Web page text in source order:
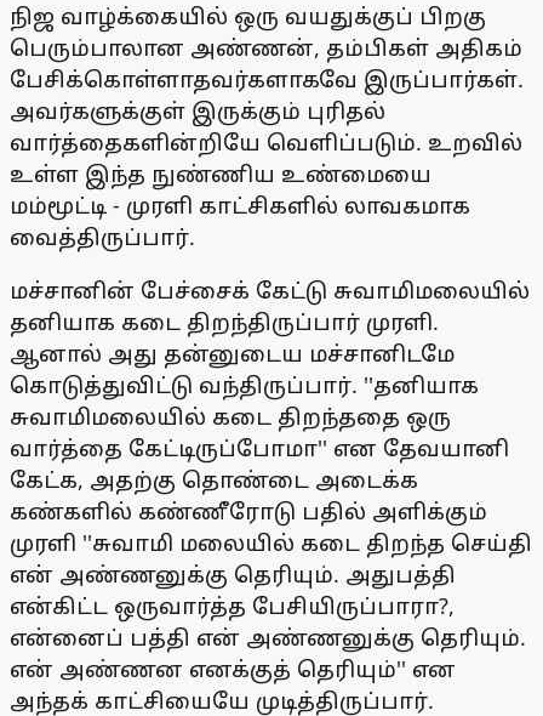
நிஜ வாழ்க்கையில் ஒரு வயதுக்குப் பிறகு
பெரும்பாலான அண்ணன், தம்பிகள் அதிகம்
பேசிக்கொள்ளாதவர்களாகவே இருப்பார்கள்.
அவர்களுக்குள் இருக்கும் புரிதல்
வார்த்தைகளின்றியே வெளிப்படும். உறவில்
உள்ள இந்த நுண்ணிய உண்மையை
மம்மூட்டி - முரளி காட்சிகளில் லாவகமாக
வைத்திருப்பார்.
மச்சானின் பேச்சைக் கேட்டு சுவாமிமலையில்
தனியாக கடை திறந்திருப்பார் முரளி.
ஆனால் அது தன்னுடைய மச்சானிடமே
கொடுத்துவிட்டு வந்திருப்பார். ''தனியாக
சுவாமிமலையில் கடை திறந்ததை ஒரு
வார்த்தை கேட்டிருப்போமா'' என தேவயானி
கேட்க, அதற்கு தொண்டை அடைக்க
கண்களில் கண்ணீரோடு பதில் அளிக்கும்
முரளி ''சுவாமி மலையில் கடை திறந்த செய்தி
என் அண்ணனுக்கு தெரியும். அதுபத்தி
என்கிட்ட ஒருவார்த்த பேசியிருப்பாரா?,
என்னைப் பத்தி என் அண்ணனுக்கு தெரியும்.
என் அண்ணன எனக்குத் தெரியும்'' என
அந்தக் காட்சியையே முடித்திருப்பார்.